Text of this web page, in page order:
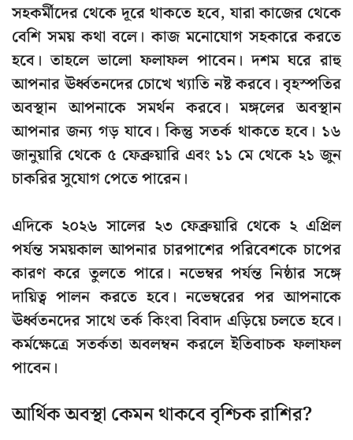
সহকর্মীদের থেকে দূরে থাকতে হবে, যারা কাজের থেকে
বেশি সময় কথা বলে। কাজ মনোযোগ সহকারে করতে
হবে। তাহলে ভালো ফলাফল পাবেন। দশম ঘরে রাহু
আপনার ঊর্ধ্বতনদের চোখে খ্যাতি নষ্ট করবে। বৃহস্পতির
অবস্থান আপনাকে সমর্থন করবে। মঙ্গলের অবস্থান
আপনার জন্য গড় যাবে। কিন্তু সতর্ক থাকতে হবে। ১৬
জানুয়ারি থেকে ৫ ফেব্রুয়ারি এবং ১১ মে থেকে ২১ জুন
চাকরির সুযোগ পেতে পারেন।
এদিকে ২০২৬ সালের ২৩ ফেব্রুয়ারি থেকে ২ এপ্রিল
পর্যন্ত সময়কাল আপনার চারপাশের পরিবেশকে চাপের
কারণ করে তুলতে পারে। নভেম্বর পর্যন্ত নিষ্ঠার সঙ্গে
দায়িত্ব পালন করতে হবে। নভেম্বরের পর আপনাকে
ঊর্ধ্বতনদের সাথে তর্ক কিংবা বিবাদ এড়িয়ে চলতে হবে।
কর্মক্ষেত্রে সতর্কতা অবলম্বন করলে ইতিবাচক ফলাফল
পাবেন।
আর্থিক অবস্থা কেমন থাকবে বৃশ্চিক রাশির?